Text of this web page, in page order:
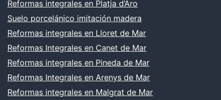
Reformas integrales en Platja d’Aro
Suelo porcelánico imitación madera
Reformas integrales en Lloret de Mar
Reformas Integrales en Canet de Mar
Reformas integrales en Pineda de Mar
Reformas Integrales en Arenys de Mar
Reformas integrales en Malgrat de Mar